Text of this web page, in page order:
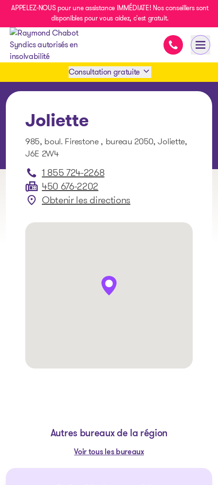
APPELEZ-NOUS pour une assistance IMMÉDIATE! Nos conseillers sont
disponibles pour vous aidez, c'est gratuit.
Assistance
Consultation gratuite
Joliette
985, boul. Firestone , bureau 2050, Joliette,
J6E 2W4
1 855 724-2268
450 676-2202
Obtenir les directions
: Joliette
Autres bureaux de la région
Voir tous les bureaux